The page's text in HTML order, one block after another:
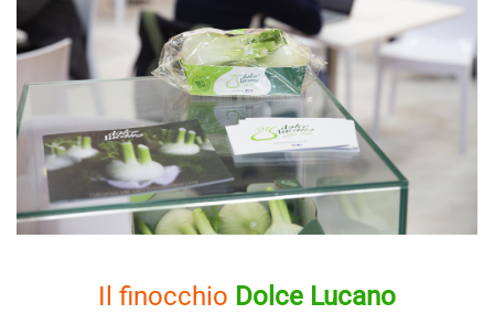
Il finocchio Dolce Lucano